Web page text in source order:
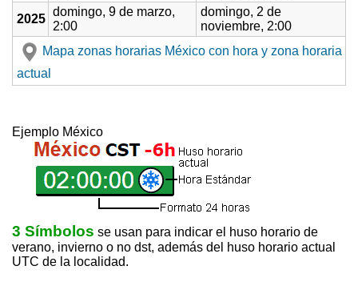
2025
domingo, 9 de marzo,
2:00
domingo, 2 de
noviembre, 2:00
Mapa zonas horarias México con hora y zona horaria
actual
Ejemplo México
3 Símbolos se usan para indicar el huso horario de
verano, invierno o no dst, además del huso horario actual
UTC de la localidad.